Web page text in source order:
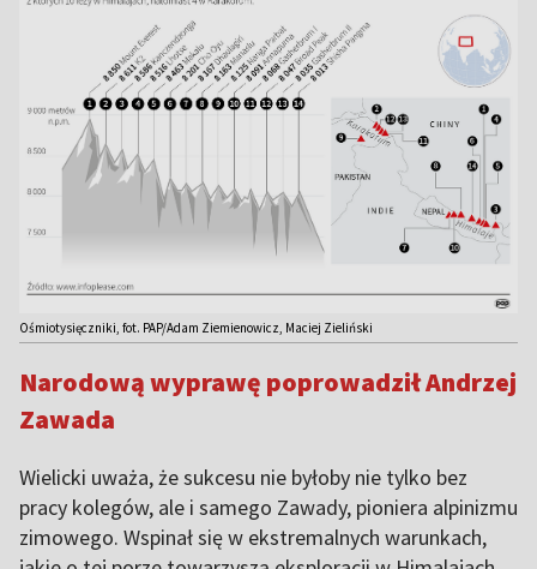
Ośmiotysięczniki, fot. PAP/Adam Ziemienowicz, Maciej Zieliński
Narodową wyprawę poprowadził Andrzej
Zawada
Wielicki uważa, że sukcesu nie byłoby nie tylko bez
pracy kolegów, ale i samego Zawady, pioniera alpinizmu
zimowego. Wspinał się w ekstremalnych warunkach,